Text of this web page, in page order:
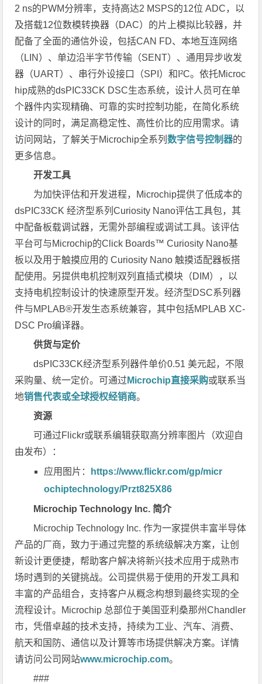
2 ns的PWM分辨率，支持高达2 MSPS的12位 ADC，以
及搭载12位数模转换器（DAC）的片上模拟比较器，并
配备了全面的通信外设，包括CAN FD、本地互连网络
（LIN）、单边沿半字节传输（SENT）、通用异步收发
器（UART）、串行外设接口（SPI）和I²C。依托Microc
hip成熟的dsPIC33CK DSC生态系统，设计人员可在单
个器件内实现精确、可靠的实时控制功能，在简化系统
设计的同时，满足高稳定性、高性价比的应用需求。请
访问网站，了解关于Microchip全系列数字信号控制器的
更多信息。
开发工具
为加快评估和开发进程，Microchip提供了低成本的
dsPIC33CK 经济型系列Curiosity Nano评估工具包，其
中配备板载调试器，无需外部编程或调试工具。该评估
平台可与Microchip的Click Boards™ Curiosity Nano基
板以及用于触摸应用的 Curiosity Nano 触摸适配器板搭
配使用。另提供电机控制双列直插式模块（DIM），以
支持电机控制设计的快速原型开发。经济型DSC系列器
件与MPLAB®开发生态系统兼容，其中包括MPLAB XC-
DSC Pro编译器。
供货与定价
dsPIC33CK经济型系列器件单价0.51 美元起，不限
采购量、统一定价。可通过 Microchip直接采购或联系当
地销售代表或全球授权经销商。
资源
可通过Flickr或联系编辑获取高分辨率图片（欢迎自
由发布）：
应用图片：
https://www.flickr.com/gp/micr
ochiptechnology/Przt825X86
Microchip Technology Inc. 简介
Microchip Technology Inc. 作为一家提供丰富半导体
产品的厂商，致力于通过完整的系统级解决方案，让创
新设计更便捷，帮助客户解决将新兴技术应用于成熟市
场时遇到的关键挑战。公司提供易于使用的开发工具和
丰富的产品组合，支持客户从概念构想到最终实现的全
流程设计。Microchip 总部位于美国亚利桑那州Chandler
市，凭借卓越的技术支持，持续为工业、汽车、消费、
航天和国防、通信以及计算等市场提供解决方案。详情
请访问公司网站www.microchip.com。
###